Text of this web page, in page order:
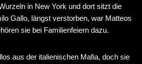
in New York und dort sitzt die
Gallo, längst verstorben, war Matteos
sie bei Familienfeiern dazu.
aus der italienischen Mafia, doch sie